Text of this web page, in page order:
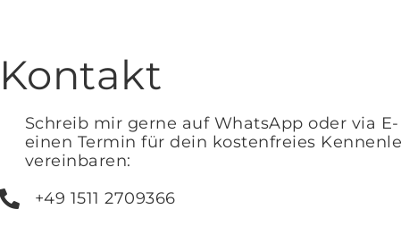
Kontakt
Schreib mir gerne auf WhatsApp oder via
einen Termin für dein kostenfreies
vereinbaren:
+49 1511 2709366